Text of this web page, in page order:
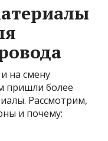
на смену
пришли более
Рассмотрим,
и почему: